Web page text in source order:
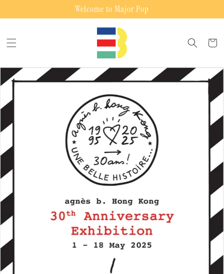
Welcome to Major Pop
Cart